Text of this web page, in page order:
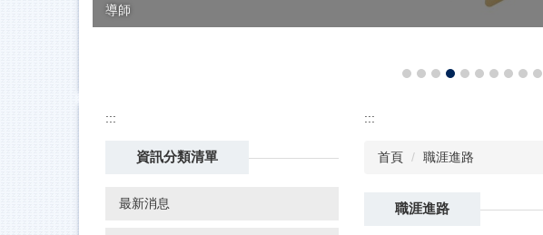
導師
:::
資訊分類清單
最新消息
:::
首頁 職涯進路
職涯進路